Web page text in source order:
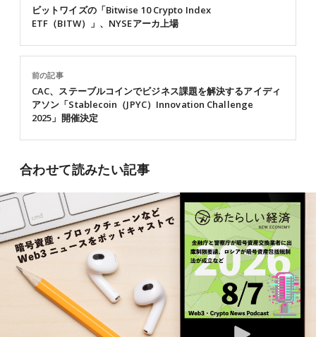
前の記事
CAC、ステーブルコインでビジネス課題を解決するアイディ
アソン「Stablecoin（JPYC）Innovation Challenge
2025」開催決定
ビットワイズの「Bitwise 10 Crypto Index
ETF（BITW）」、NYSEアーカ上場
合わせて読みたい記事